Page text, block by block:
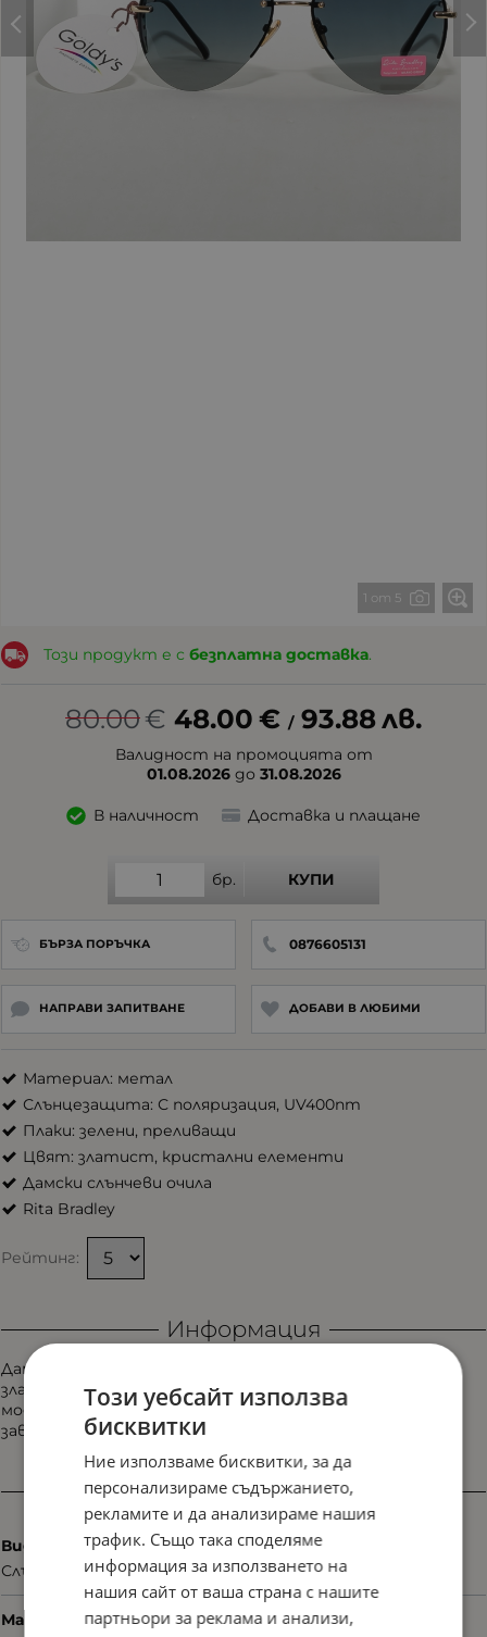
1 от 5
Този продукт е с безплатна доставка.
80.00€ 48.00 € / 93.88лв.
Валидност на промоцията от
01.08.2026 до 31.08.2026
В наличност Доставка и плащане
бр. КУПИ
БЪРЗА ПОРЪЧКА 0876605131
НАПРАВИ ЗАПИТВАНЕ ДОБАВИ В ЛЮБИМИ
Материал: метал
Слънцезащита: С поляризация, UV400nm
Плаки: зелени, преливащи
Цвят: златист, кристални елементи
Дамски слънчеви очила
Rita Bradley
Рейтинг:
Информация
Дамски слънчеви очила Rita Bradley RB8109 col. 5 със
златисти детайли и зелени плаки, които придават
модерно и стилно излъчване. Подходящ избор за
завършена визия с характер.
Характеристики
Вид
Слънчеви
Материал
Този уебсайт използва
бисквитки
Ние използваме бисквитки, за да
персонализираме съдържанието,
рекламите и да анализираме нашия
трафик. Също така споделяме
информация за използването на
нашия сайт от ваша страна с нашите
партньори за реклама и анализи,